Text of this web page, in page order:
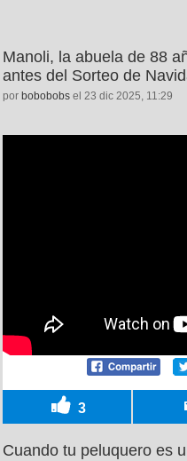
Manoli, la abuela de 88
antes del Sorteo de
por bobobobs el 23 dic 2025, 11:29
3
Cuando tu peluquero es